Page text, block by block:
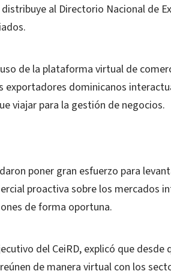
al Directorio Nacional de
de la plataforma virtual de
exportadores dominicanos
viajar para la gestión de negocios.
poner gran esfuerzo para
proactiva sobre los mercados
de forma oportuna.
del CeiRD, explicó que desde
de manera virtual con los